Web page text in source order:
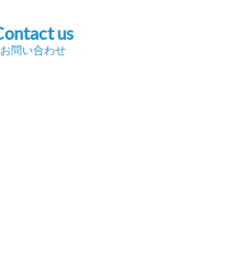
us
お問い合わせ